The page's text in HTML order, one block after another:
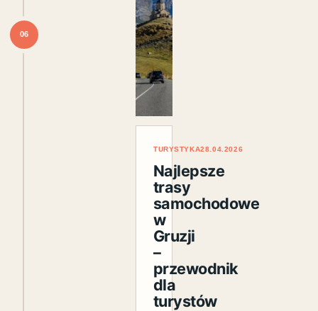
06
TURYSTYKA28.04.2026
Najlepsze
trasy
samochodowe
w
Gruzji
–
przewodnik
dla
turystów